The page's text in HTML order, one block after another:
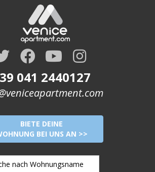
041 2440127
BIETE DEINE
BEI UNS AN >>